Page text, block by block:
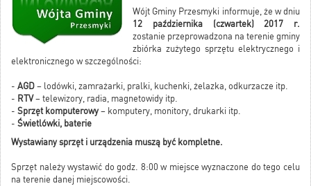
Wójt Gminy Przesmyki informuje, że w dniu
12 października (czwartek) 2017 r.
zostanie przeprowadzona na terenie gminy
zbiórka zużytego sprzętu elektrycznego i
elektronicznego w szczególności:
- AGD – lodówki, zamrażarki, pralki, kuchenki, żelazka, odkurzacze itp.
- RTV– telewizory, radia, magnetowidy itp.
- Sprzęt komputerowy– komputery, monitory, drukarki itp.
- Świetlówki, baterie
Wystawiany sprzęt i urządzenia muszą być kompletne.
Sprzęt należy wystawić do godz. 8:00 w miejsce wyznaczone do tego celu
na terenie danej miejscowości.